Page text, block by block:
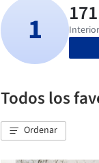
Todos los
Ordenar